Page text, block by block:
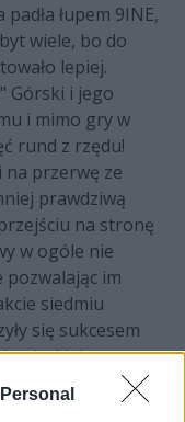
łupem 9INE,
wiele, bo do
lepiej.
Górski i jego
i mimo gry w
rund z rzędu!
na przerwę ze
prawdziwą
na stronę
w ogóle nie
pozwalając im
siedmiu
się sukcesem
MOUZ
doprowadzić